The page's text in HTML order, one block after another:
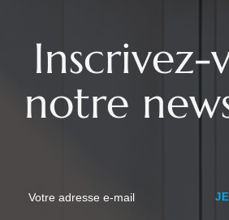
Inscrivez-
notre